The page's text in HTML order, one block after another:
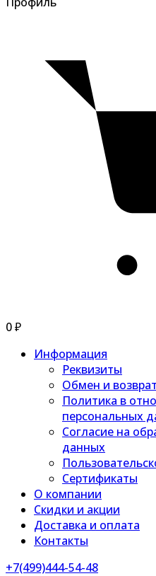
0₽
Информация
Реквизиты
Обмен и возврат
Политика в
персональных
Согласие на
данных
Сертификаты
О компании
Скидки и акции
Доставка и оплата
Контакты
+7(499)444-54-48